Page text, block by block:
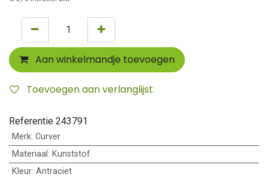
Aan winkelmandje toevoegen
Toevoegen aan verlanglijst
Referentie 243791
Merk: Curver
Materiaal : Kunststof
Kleur: Antraciet